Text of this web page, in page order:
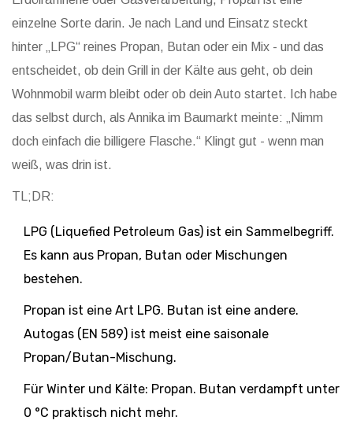
einzelne Sorte darin. Je nach Land und Einsatz steckt
hinter „LPG“ reines Propan, Butan oder ein Mix - und das
entscheidet, ob dein Grill in der Kälte aus geht, ob dein
Wohnmobil warm bleibt oder ob dein Auto startet. Ich habe
das selbst durch, als Annika im Baumarkt meinte: „Nimm
doch einfach die billigere Flasche.“ Klingt gut - wenn man
weiß, was drin ist.
TL;DR:
LPG (Liquefied Petroleum Gas) ist ein Sammelbegriff.
Es kann aus Propan, Butan oder Mischungen
bestehen.
Propan ist eine Art LPG. Butan ist eine andere.
Autogas (EN 589) ist meist eine saisonale
Propan/Butan-Mischung.
Für Winter und Kälte: Propan. Butan verdampft unter
0 °C praktisch nicht mehr.